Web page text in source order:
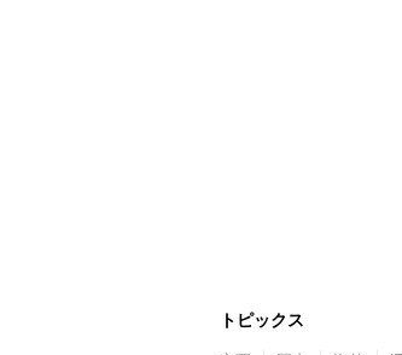
トピックス